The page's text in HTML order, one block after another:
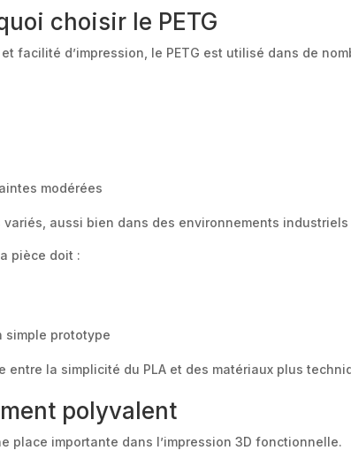
choisir le PETG
facilité d’impression, le PETG est utilisé dans de
modérées
aussi bien dans des environnements
pièce doit :
simple prototype
la simplicité du PLA et des matériaux plus
polyvalent
place importante dans l’impression 3D fonctionnelle.